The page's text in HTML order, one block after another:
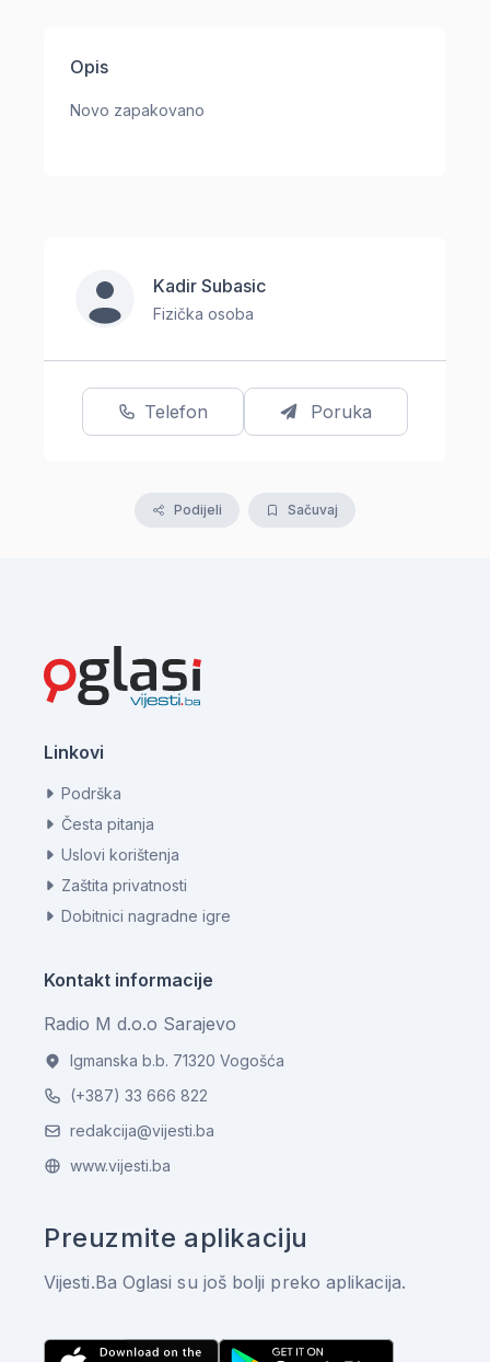
Opis
Novo zapakovano
Kadir Subasic
Fizička osoba
Telefon Poruka
Podijeli Sačuvaj
Linkovi
Podrška
Česta pitanja
Uslovi korištenja
Zaštita privatnosti
Dobitnici nagradne igre
Kontakt informacije
Radio M d.o.o Sarajevo
Igmanska b.b. 71320 Vogošća
(+387) 33 666 822
redakcija@vijesti.ba
www.vijesti.ba
Preuzmite aplikaciju
Vijesti.Ba Oglasi su još bolji preko aplikacija.